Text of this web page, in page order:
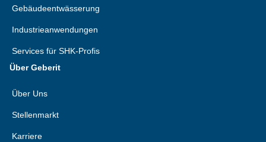
Gebäudeentwässerung
Industrieanwendungen
Services für SHK-Profis
Über Geberit
Über Uns
Stellenmarkt
Karriere